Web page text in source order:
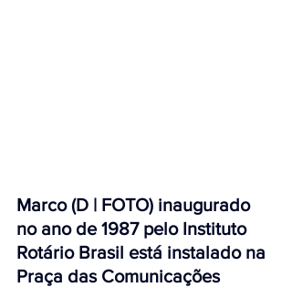
Marco (D | FOTO) inaugurado
no ano de 1987 pelo Instituto
Rotário Brasil está instalado na
Praça das Comunicações